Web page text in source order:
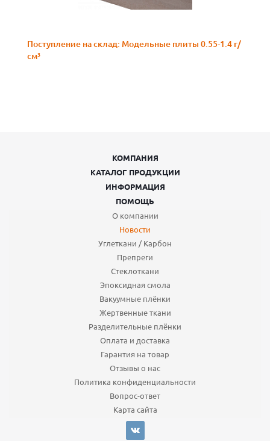
Поступление на склад: Модельные плиты 0.55-1.4 г/
см³
КОМПАНИЯ
КАТАЛОГ ПРОДУКЦИИ
ИНФОРМАЦИЯ
ПОМОЩЬ
О компании
Новости
Углеткани / Карбон
Препреги
Стеклоткани
Эпоксидная смола
Вакуумные плёнки
Жертвенные ткани
Разделительные плёнки
Оплата и доставка
Гарантия на товар
Отзывы о нас
Политика конфиденциальности
Вопрос-ответ
Карта сайта